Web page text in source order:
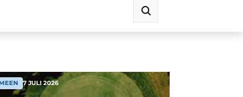
7 JULI 2026